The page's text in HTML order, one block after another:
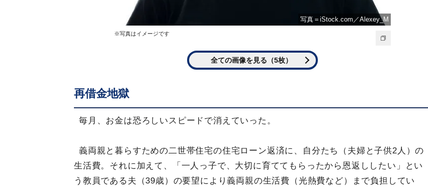
写真＝iStock.com／Alexey_M
※写真はイメージです
全ての画像を見る（5枚）
再借金地獄
毎月、お金は恐ろしいスピードで消えていった。
義両親と暮らすための二世帯住宅の住宅ローン返済に、自分たち（夫婦と子供2人）の
生活費。それに加えて、「一人っ子で、大切に育ててもらったから恩返ししたい」とい
う教員である夫（39歳）の要望により義両親の生活費（光熱費など）まで負担してい